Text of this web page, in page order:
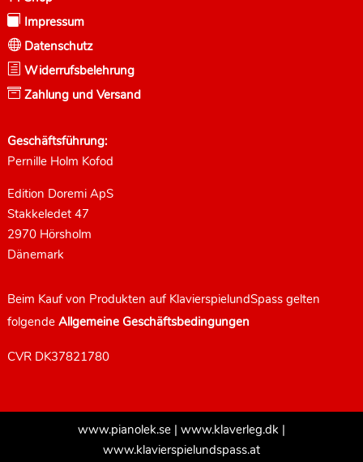
 Impressum
Datenschutz
h Widerrufsbelehrung
 Zahlung und Versand
Geschäftsführung:
Pernille Holm Kofod
Edition Doremi ApS
Stakkeledet 47
2970 Hörsholm
Dänemark
Beim Kauf von Produkten auf KlavierspielundSpass gelten
folgende Allgemeine Geschäftsbedingungen
CVR DK37821780
www.pianolek.se| www.klaverleg.dk|
www.klavierspielundspass.at